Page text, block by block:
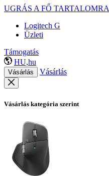
UGRÁS A FŐ TARTALOMRA
Logitech G
Üzleti
Támogatás
HU,hu
Vásárlás Vásárlás
Vásárlás kategória szerint